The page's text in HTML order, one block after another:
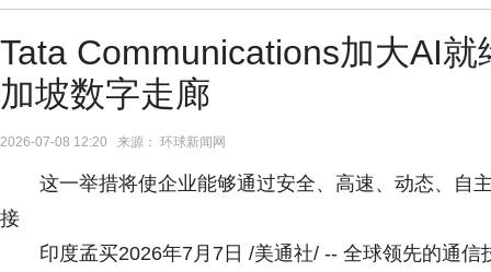
Tata Communications加大AI
加坡数字走廊
2026-07-08 12:20 来源： 环球新闻网
这一举措将使企业能够通过安全、高速、动态、自
接
印度孟买2026年7月7日 /美通社/ -- 全球领先的通